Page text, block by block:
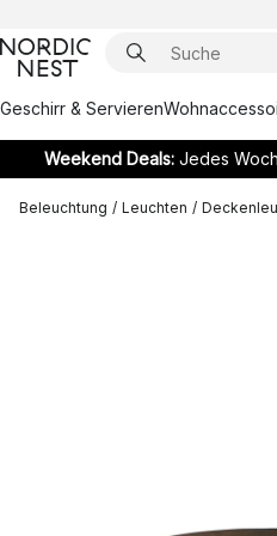
Geschirr & Servieren
Weekend Deals:Jedes
Beleuchtung / Leuchten /